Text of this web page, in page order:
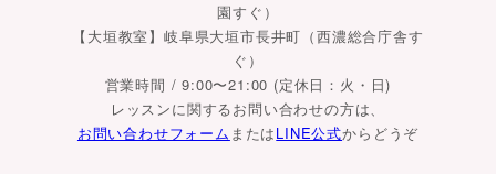
園すぐ）
【大垣教室】岐阜県大垣市長井町（西濃総合庁舎す
ぐ）
営業時間 / 9:00〜21:00 (定休日：火・日)
レッスンに関するお問い合わせの方は、
お問い合わせフォーム またはLINE公式からどうぞ